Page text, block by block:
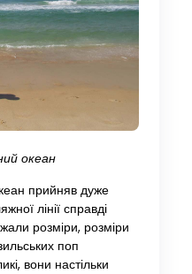
океан
прийняв дуже
лінії справді
розміри, розміри
поп
вони настільки